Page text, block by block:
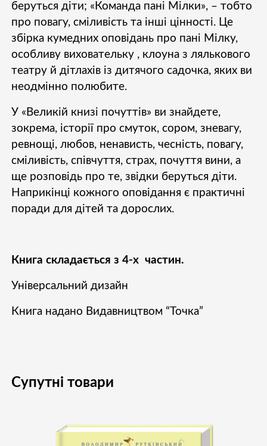
беруться діти; «Команда пані Мілки», – тобто
про повагу, сміливість та інші цінності. Це
збірка кумедних оповідань про пані Мілку,
особливу виховательку , клоуна з лялькового
театру й дітлахів із дитячого садочка, яких ви
неодмінно полюбите.
У «Великій книзі почуттів» ви знайдете,
зокрема, історії про смуток, сором, зневагу,
ревнощі, любов, ненависть, чесність, повагу,
сміливість, співчуття, страх, почуття вини, а
ще розповідь про те, звідки беруться діти.
Наприкінці кожного оповідання є практичні
поради для дітей та дорослих.
Книга складається з 4-х частин.
Універсальний дизайн
Книга надано Видавництвом “Точка”
Супутні товари